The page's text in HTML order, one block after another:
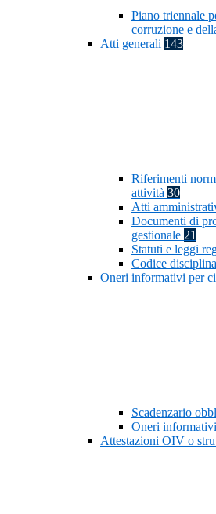
Piano triennale
corruzione e
Atti generali 143
Riferimenti
attività 30
Atti
Documenti di
gestionale 21
Statuti e leggi
Codice
Oneri informativi per
Scadenzario
Oneri
Attestazioni OIV o